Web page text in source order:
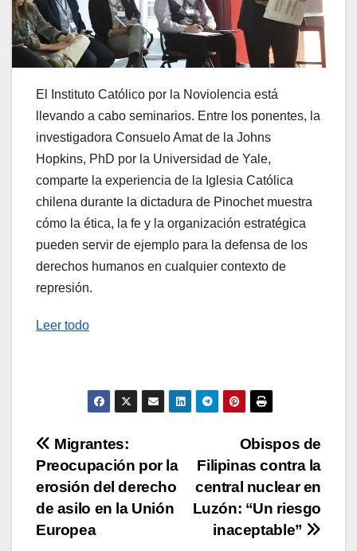
El Instituto Católico por la Noviolencia está
llevando a cabo seminarios. Entre los ponentes, la
investigadora Consuelo Amat de la Johns
Hopkins, PhD por la Universidad de Yale,
comparte la experiencia de la Iglesia Católica
chilena durante la dictadura de Pinochet muestra
cómo la ética, la fe y la organización estratégica
pueden servir de ejemplo para la defensa de los
derechos humanos en cualquier contexto de
represión.
Leer todo
Navegación
de
entradas
Obispos de
Filipinas contra la
central nuclear en
Luzón: “Un riesgo
inaceptable”
Migrantes:
Preocupación por la
erosión del derecho
de asilo en la Unión
Europea